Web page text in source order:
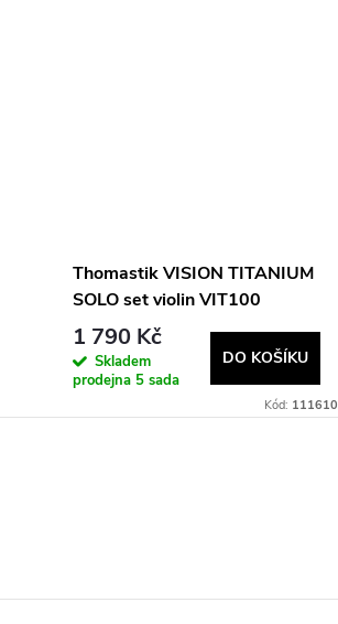
Thomastik VISION TITANIUM
SOLO set violin VIT100
1 790 Kč
Skladem
prodejna 5 sada
DO KOŠÍKU
Kód: 111610